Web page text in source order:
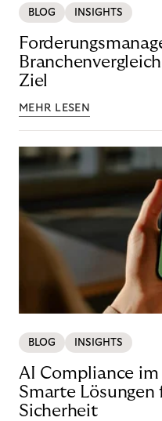
BLOG INSIGHTS
Ziel
MEHR LESEN
BLOG INSIGHTS
AI Compliance
Smarte
Sicherheit